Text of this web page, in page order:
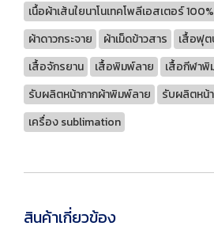
เนื้อผ้าเส้นใยนาโนเทคโพลีเอสเตอร์ 100%
ผ้าดาวกระจาย
ผ้าเม็ดข้าวสาร เสื้อฟุ
เสื้อจักรยาน
เสื้อพิมพ์ลาย
เสื้อกีฬาพิ
รับผลิตหน้ากากผ้าพิมพ์ลาย
รับผลิตหน้
เครื่อง sublimation
สินค้าเกี่ยวข้อง